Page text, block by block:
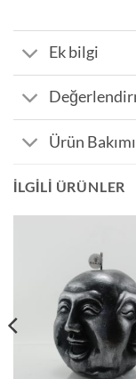
Ek bilgi
Ürün Bakımı
İLGILI ÜRÜNLER